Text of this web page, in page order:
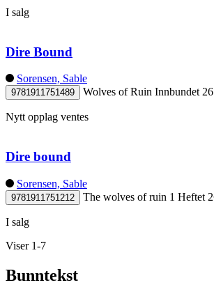
I salg
Dire Bound
Sorensen, Sable
9781911751489 Wolves of Ruin Innbundet
Nytt opplag ventes
Dire bound
Sorensen, Sable
9781911751212 The wolves of ruin 1 Heftet
I salg
Viser 1-7
Bunntekst